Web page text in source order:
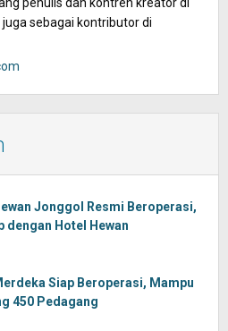
sebagai kontributor di
Jonggol Resmi Beroperasi,
dengan Hotel Hewan
Siap Beroperasi, Mampu
450 Pedagang